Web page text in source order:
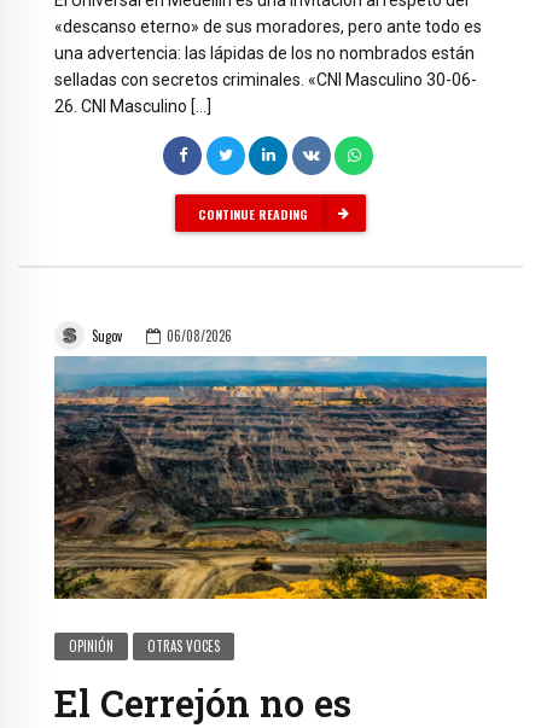
«descanso eterno» de sus moradores, pero ante todo es
una advertencia: las lápidas de los no nombrados están
selladas con secretos criminales. «CNI Masculino 30-06-
26. CNI Masculino […]
CONTINUE READING
Sugov 06/08/2026
OPINIÓN OTRAS VOCES
El Cerrejón no es